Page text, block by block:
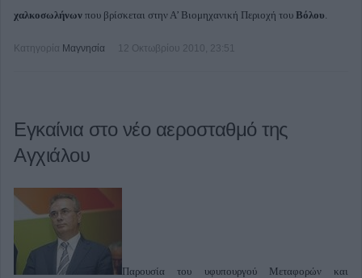
χαλκοσωλήνων που βρίσκεται στην Α’ Βιομηχανική Περιοχή του Βόλου.
Κατηγορία Μαγνησία 12 Οκτωβρίου 2010, 23:51
Εγκαίνια στο νέο αεροσταθμό της
Αγχιάλου
Παρουσία του υφυπουργού Μεταφορών και